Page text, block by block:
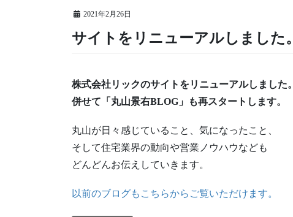
2021年2月26日
サイトをリニューアルしました。
株式会社リックのサイトをリニューアルしました。
併せて「丸山景右BLOG」も再スタートします。
丸山が日々感じていること、気になったこと、
そして住宅業界の動向や営業ノウハウなども
どんどんお伝えしていきます。
以前のブログもこちらからご覧いただけます。